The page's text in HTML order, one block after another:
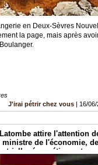
en Deux-Sèvres
la page, mais après
J'irai pétrir chez vous | 16/
attire l'attention
ministre de l'économie,
énergétique et
et du numérique